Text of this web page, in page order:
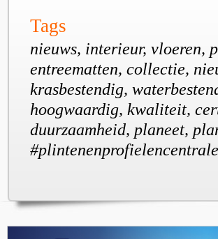
Tags
nieuws, interieur, vloeren,
entreematten, collectie,
krasbestendig,
hoogwaardig, kwaliteit,
duurzaamheid, planeet,